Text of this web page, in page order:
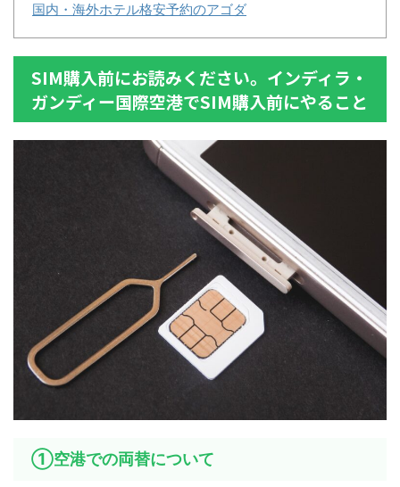
国内・海外ホテル格安予約のアゴダ
SIM購入前にお読みください。インディラ・
ガンディー国際空港でSIM購入前にやること
①空港での両替について